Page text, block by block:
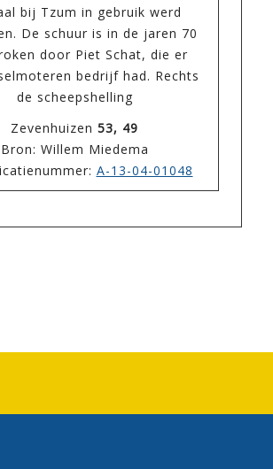
bij Tzum in gebruik werd
De schuur is in de jaren 70
door Piet Schat, die er
bedrijf had. Rechts
de scheepshelling
Zevenhuizen 53, 49
Bron: Willem Miedema
A-13-04-01048